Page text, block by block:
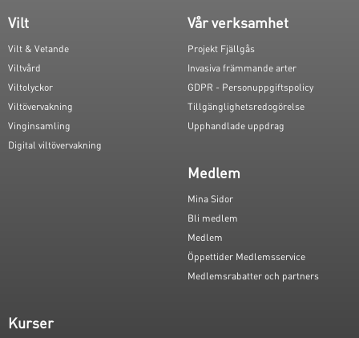
Vilt
Vilt & Vetande
Viltvård
Viltolyckor
Viltövervakning
Vinginsamling
Digital viltövervakning
Vår verksamhet
Projekt Fjällgås
Invasiva främmande arter
GDPR - Personuppgiftspolicy
Tillgänglighetsredogörelse
Upphandlade uppdrag
Medlem
Mina Sidor
Bli medlem
Medlem
Öppettider Medlemsservice
Medlemsrabatter och partners
Kurser